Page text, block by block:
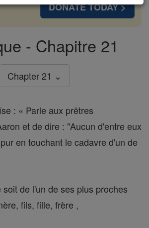
DONATE TODAY >
- Chapitre 21
Chapter 21 ⌄
: « Parle aux prêtres
et de dire : "Aucun d'entre eux
en touchant le cadavre d'un de
de l'un de ses plus proches
fils, fille, frère ,